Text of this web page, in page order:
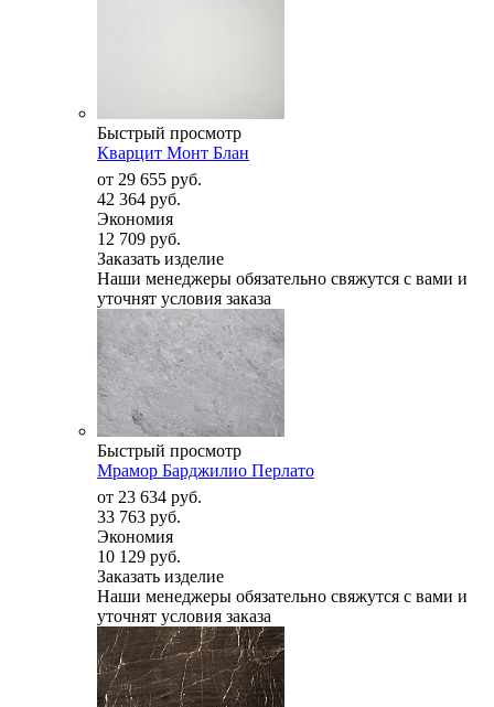
Быстрый просмотр
Кварцит Монт Блан
от 29 655 руб.
42 364 руб.
Экономия
12 709 руб.
Заказать изделие
Наши менеджеры обязательно свяжутся с вами и
уточнят условия заказа
Быстрый просмотр
Мрамор Барджилио Перлато
от 23 634 руб.
33 763 руб.
Экономия
10 129 руб.
Заказать изделие
Наши менеджеры обязательно свяжутся с вами и
уточнят условия заказа